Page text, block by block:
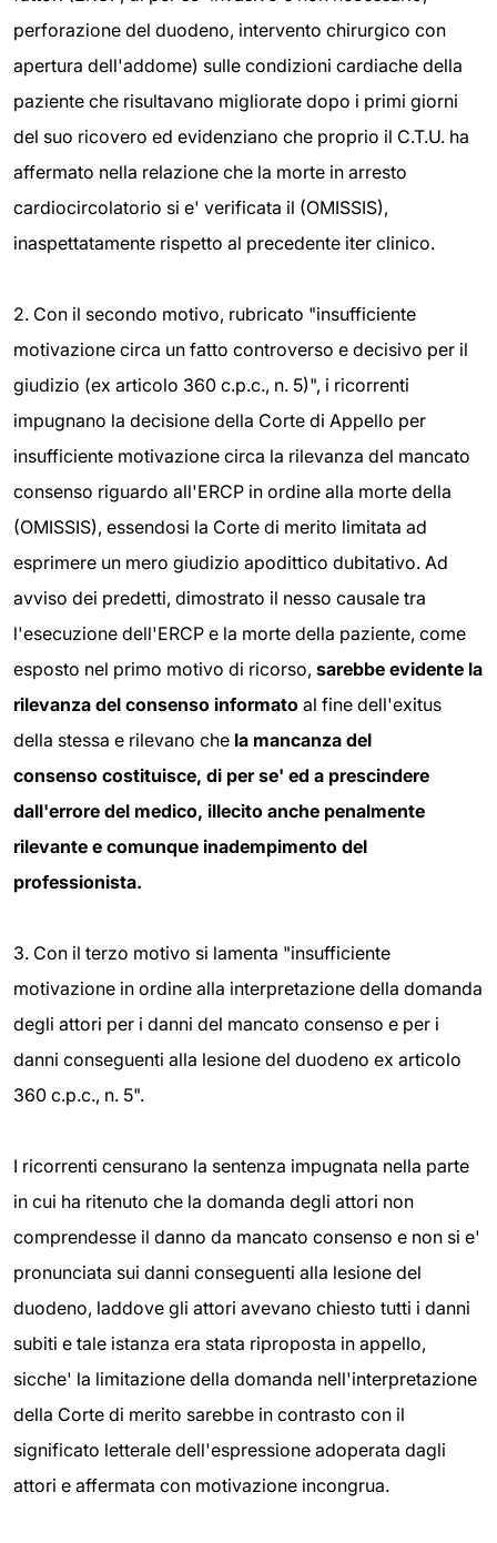
perforazione del duodeno, intervento chirurgico con
apertura dell'addome) sulle condizioni cardiache della
paziente che risultavano migliorate dopo i primi giorni
del suo ricovero ed evidenziano che proprio il C.T.U. ha
affermato nella relazione che la morte in arresto
cardiocircolatorio si e' verificata il (OMISSIS),
inaspettatamente rispetto al precedente iter clinico.
2. Con il secondo motivo, rubricato "insufficiente
motivazione circa un fatto controverso e decisivo per il
giudizio (ex articolo 360 c.p.c., n. 5)", i ricorrenti
impugnano la decisione della Corte di Appello per
insufficiente motivazione circa la rilevanza del mancato
consenso riguardo all'ERCP in ordine alla morte della
(OMISSIS), essendosi la Corte di merito limitata ad
esprimere un mero giudizio apodittico dubitativo. Ad
avviso dei predetti, dimostrato il nesso causale tra
l'esecuzione dell'ERCP e la morte della paziente, come
esposto nel primo motivo di ricorso, sarebbe evidente la
rilevanza del consenso informato al fine dell'exitus
della stessa e rilevano che la mancanza del
consenso costituisce, di per se' ed a prescindere
dall'errore del medico, illecito anche penalmente
rilevante e comunque inadempimento del
professionista.
3. Con il terzo motivo si lamenta "insufficiente
motivazione in ordine alla interpretazione della domanda
degli attori per i danni del mancato consenso e per i
danni conseguenti alla lesione del duodeno ex articolo
360 c.p.c., n. 5".
I ricorrenti censurano la sentenza impugnata nella parte
in cui ha ritenuto che la domanda degli attori non
comprendesse il danno da mancato consenso e non si e'
pronunciata sui danni conseguenti alla lesione del
duodeno, laddove gli attori avevano chiesto tutti i danni
subiti e tale istanza era stata riproposta in appello,
sicche' la limitazione della domanda nell'interpretazione
della Corte di merito sarebbe in contrasto con il
significato letterale dell'espressione adoperata dagli
attori e affermata con motivazione incongrua.